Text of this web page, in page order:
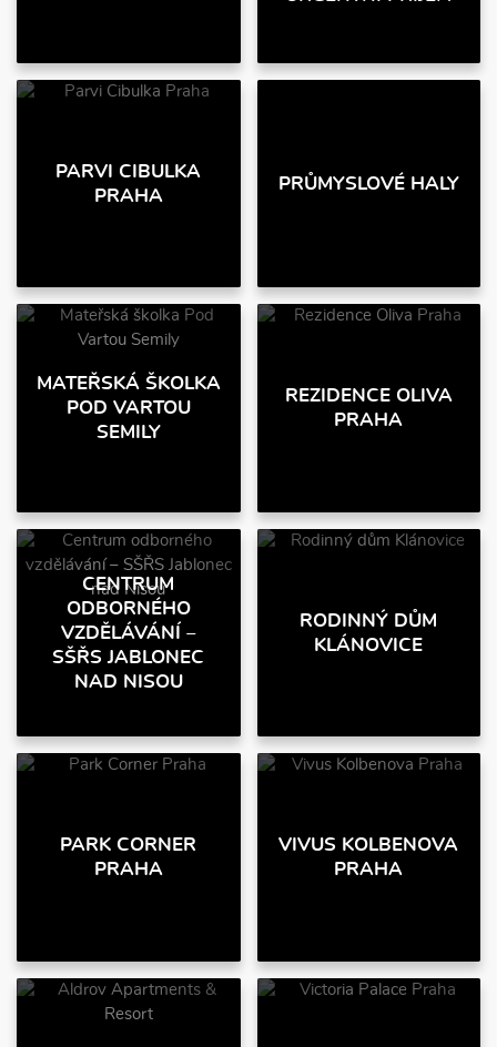
PARVI CIBULKA
PRAHA
PRŮMYSLOVÉ HALY
MATEŘSKÁ ŠKOLKA
POD VARTOU
SEMILY
REZIDENCE OLIVA
PRAHA
CENTRUM
ODBORNÉHO
VZDĚLÁVÁNÍ –
SŠŘS JABLONEC
NAD NISOU
RODINNÝ DŮM
KLÁNOVICE
PARK CORNER
PRAHA
VIVUS KOLBENOVA
PRAHA